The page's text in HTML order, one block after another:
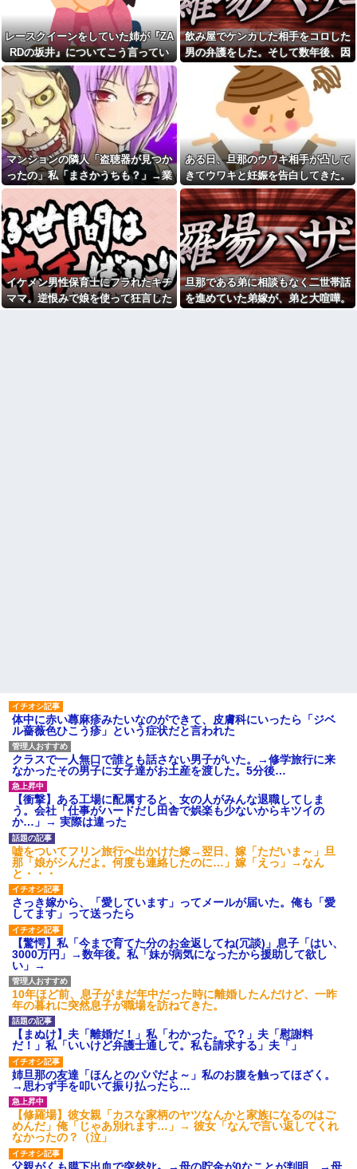
レースクイーンをしていた姉
が『ZARDの坂井』についてこう
言っていた
【動画】手術中に熊本地震直
撃やばすぎる
【驚愕】マチアプで会った外
国人からまさかの『こう』言わ
れたんやがこれワイ詰み
か？？？？？？？
【緊急】今の若者に急増して
いる『コレ』依存、めちゃくち
ゃ深刻な模様w w w w w w w w
w w
みい山作者、みいちゃんでチ
れるｗｗｗｗｗｗｗ
【画像】俺たちの姫本田望
結、久しぶりに画像を投稿した
結果→やっぱりワイらの姫だっ
たw w w w w w w w w w
飲み屋でケンカした相手をコ
ロした男の弁護をした。そして
数年後、因果応報を思わせる出
来事が…
私「初めて飲む味だけどなん
のお茶？」彼「ちっ！」私「」
【GIF】JSのカンチョーワロ
タ
後続車にクラクションを鳴ら
され彼氏が逆切れ。「何クラク
ション鳴らしてんだ！降りてこ
いよ！」と怒鳴りだし...
【衝撃】報酬100万円超の治験
募集がこちらｗｗｗｗｗ(※画像
あり)
【ネット騒然】惨殺されたタ
ワマン頂き女子のこの動画、す
げえええええｗｗｗｗｗｗｗｗ
ｗｗｗ
【愕然】白のクラウン俺氏、
高速道路左車線を制限速度で走
った結果wwwwwwwwwwww
百年の恋12-899 食べた量を
張り合ってくる
【悲報】佐藤輝明・・・２軍
でも盛大にやらかす←あまり悲
しませないでくれ
【悲報】『自認レイブンクロ
ー』 ← こいつらのタチ悪い率は
異常
アマゾン売り上げ１位のスポ
ットクーラーを 安く買った 今日
設置する 予定だが多少でも涼し
くなったら良いな
【唖然】離婚した元旦那から
のメールがヤバすぎた結果ｗｗ
【衝撃】京大病院で正常な脳
組織を誤摘出された50代女性、
手足も動かせず自発呼吸もでき
ない重篤状態に…「意識はあ
る」
【家族内争い】嫁のピアノを
兄嫁が欲しがり親も譲れと言い
出した結果…ｗｗｗｗ
【ヤバ過ぎ】有名生き物
YouTuber、不倫相手が未成年と
知ってドン引きの結末ｗｗｗｗ
PTA会長が事故で辞退→旦那
「妻の代わりに僕がやります」
→1年後…名物ガンコジジイを草
むしりに召喚、不登校児を学校
レースクイーンをしていた姉が『ZA
RDの坂井』についてこう言ってい
た
飲み屋でケンカした相手をコロした
男の弁護をした。そして数年後、因
果応報を思わせる出来事が…
マンションの隣人「盗聴器が見つか
ったの」私「まさかうちも？」→業
者に調査を依頼したら、犯人の正体
まで見えてきて…
ある日、旦那のウワキ相手が凸して
きてウワキと妊娠を告白してきた。
落ち着いて旦那を問い詰めると...
イケメン男性保育士にフラれたキチ
ママ。逆恨みで娘を使って狂言した
旦那である弟に相談もなく二世帯話
を進めていた弟嫁が、弟と大喧嘩。
体中に赤い蕁麻疹みたいなのができて、皮膚科にいったら「ジベ
ル薔薇色ひこう疹」という症状だと言われた
クラスで一人無口で誰とも話さない男子がいた。→修学旅行に来
なかったその男子に女子達がお土産を渡した。5分後…
【衝撃】ある工場に配属すると、女の人がみんな退職してしま
う。会社「仕事がハードだし田舎で娯楽も少ないからキツイの
か…」→ 実際は違った
嘘をついてフリン旅行へ出かけた嫁→翌日、嫁「ただいま～」旦
那「娘がシんだよ。何度も連絡したのに…」嫁「えっ」→なん
と・・・
さっき嫁から、「愛しています」ってメールが届いた。俺も「愛
してます」って送ったら
【驚愕】私「今まで育てた分のお金返してね(冗談)」息子「はい、
3000万円」→数年後。私「妹が病気になったから援助して欲し
い」→
10年ほど前、息子がまだ年中だった時に離婚したんだけど、一昨
年の暮れに突然息子が職場を訪ねてきた。
【まぬけ】夫「離婚だ！」私「わかった。で？」夫「慰謝料
だ！」私「いいけど弁護士通して。私も請求する」夫「」
姉旦那の友達「ほんとのパパだよ～」私のお腹を触ってほざく。
→思わず手を叩いて振り払ったら…
【修羅場】彼女親「カスな家柄のヤツなんかと家族になるのはご
めんだ」俺「じゃあ別れます…」→ 彼女「なんで言い返してくれ
なかったの？（泣」
父親がくも膜下出血で突然ﾀﾋ。→母の貯金が0なことが判明。→母